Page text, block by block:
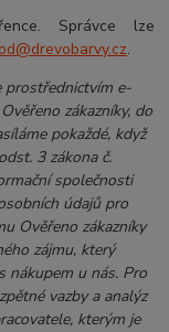
Správce lze
.
prostřednictvím e-
zákazníky, do
pokaždé, když
3 zákona č.
společnosti
údajů pro
Ověřeno zákazníky
zájmu, který
nákupem u nás. Pro
vazby a analýz
kterým je